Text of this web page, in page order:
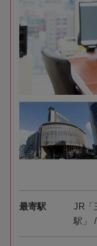
最寄駅
JR「
駅」